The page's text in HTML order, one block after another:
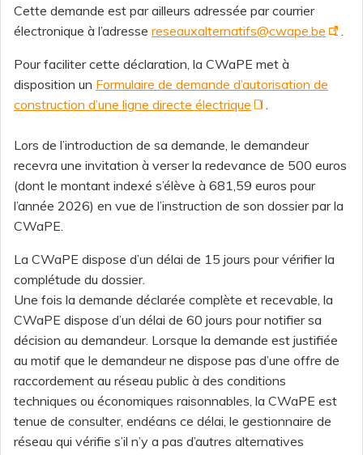
Cette demande est par ailleurs adressée par courrier
électronique à l’adresse reseauxalternatifs@cwape.be .
Pour faciliter cette déclaration, la CWaPE met à
disposition un Formulaire de demande d’autorisation de
construction d’une ligne directe électrique
.
Lors de l’introduction de sa demande, le demandeur
recevra une invitation à verser la redevance de 500 euros
(dont le montant indexé s’élève à 681,59 euros pour
l’année 2026) en vue de l’instruction de son dossier par la
CWaPE.
La CWaPE dispose d’un délai de 15 jours pour vérifier la
complétude du dossier.
Une fois la demande déclarée complète et recevable, la
CWaPE dispose d’un délai de 60 jours pour notifier sa
décision au demandeur. Lorsque la demande est justifiée
au motif que le demandeur ne dispose pas d’une offre de
raccordement au réseau public à des conditions
techniques ou économiques raisonnables, la CWaPE est
tenue de consulter, endéans ce délai, le gestionnaire de
réseau qui vérifie s’il n’y a pas d’autres alternatives